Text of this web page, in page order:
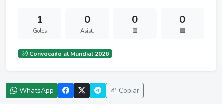
1
Goles
0
Asist.
0
🟨
0
🟥
Convocado al Mundial 2026
WhatsApp Copiar